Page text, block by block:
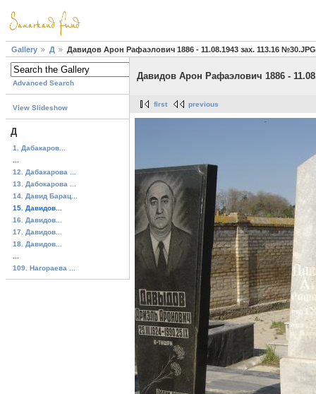
Gallery Д Давидов Арон Рафаэлович 1886 - 11.08.1943 зах. 113.16 №30.JPG
Advanced Search
View Slideshow
Д
1. Дабакаров...
12. Дабакарова ...
13. Дабокарова ...
14. Давид Барац...
15. Давидов...
16. Давидов...
17. Давидов...
18. Давидов...
109. Нагораева ...
Давидов Арон Рафаэлович 1886 -
first previous